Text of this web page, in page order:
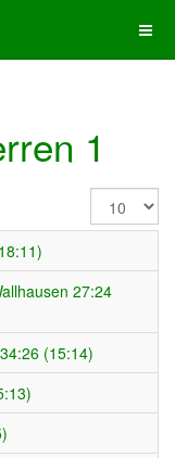
1
Anzeige
#
27:24
(15:14)